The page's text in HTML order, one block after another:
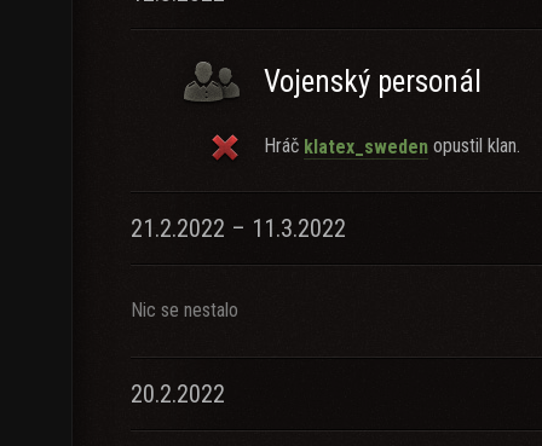
Vojenský personál
Hráč klatex_sweden opustil klan.
21.2.2022 – 11.3.2022
Nic se nestalo
20.2.2022